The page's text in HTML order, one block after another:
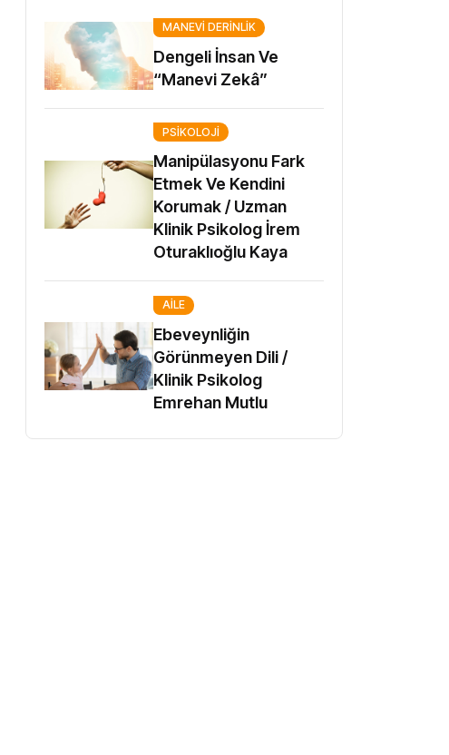
MANEVI DERINLIK
Dengeli İnsan Ve
“Manevi Zekâ”
PSIKOLOJI
Manipülasyonu Fark
Etmek Ve Kendini
Korumak / Uzman
Klinik Psikolog İrem
Oturaklıoğlu Kaya
AILE
Ebeveynliğin
Görünmeyen Dili /
Klinik Psikolog
Emrehan Mutlu